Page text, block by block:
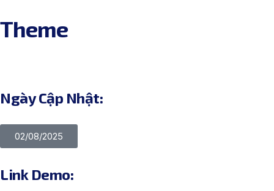
Theme
Ngày Cập Nhật:
02/08/2025
Link Demo: